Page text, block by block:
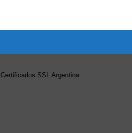
Certificados SSL Argentina